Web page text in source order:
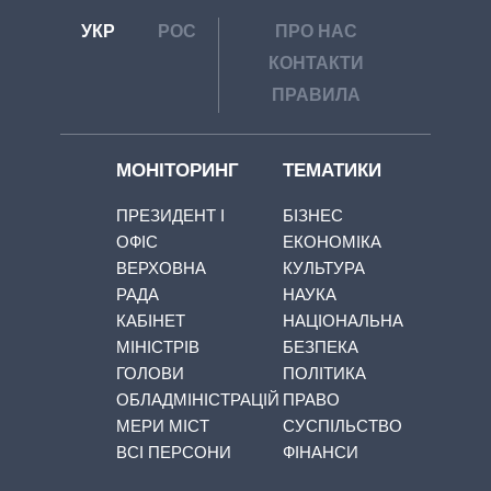
УКР РОС
ПРО НАС
КОНТАКТИ
ПРАВИЛА
МОНІТОРИНГ
ПРЕЗИДЕНТ І
ОФІС
ВЕРХОВНА
РАДА
КАБІНЕТ
МІНІСТРІВ
ГОЛОВИ
ОБЛАДМІНІСТРАЦІЙ
МЕРИ МІСТ
ВСІ ПЕРСОНИ
ТЕМАТИКИ
БІЗНЕС
ЕКОНОМІКА
КУЛЬТУРА
НАУКА
НАЦІОНАЛЬНА
БЕЗПЕКА
ПОЛІТИКА
ПРАВО
СУСПІЛЬСТВО
ФІНАНСИ